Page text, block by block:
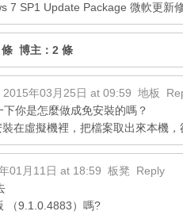
7 SP1 Update Package 微軟更新
博主：2 條
2015年03月25日 at 09:59 地板
下你是怎麼做成免安裝的嗎？
在虛擬機裡，把檔案取出來本機，
01月11日 at 18:59 板凳
Reply
（9.1.0.4883）嗎?